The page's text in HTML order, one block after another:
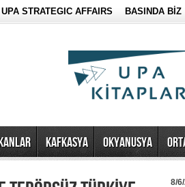
UPA STRATEGIC AFFAIRS BASINDA BİZ
KAFKASYA OKYANUSYA
8/